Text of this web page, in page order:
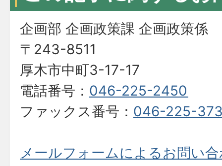
企画部 企画政策課 企画政策係
〒243-8511
厚木市中町3-17-17
電話番号： 046-225-2450
ファックス番号： 046-225-
メールフォームによるお問い